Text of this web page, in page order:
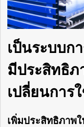
เป็นระบบก
มีประสิทธิภ
เปลี่ยนการ
เพิ่มประสิทธิภาพ